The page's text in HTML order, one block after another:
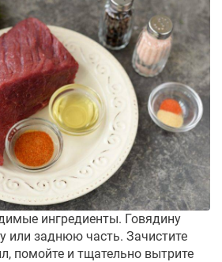
ингредиенты. Говядину
или заднюю часть. Зачистите
помойте и тщательно вытрите